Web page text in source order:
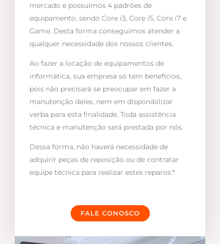
mercado e possuímos 4 padrões de
equipamento, sendo Core i3, Core i5, Core i7 e
Game. Desta forma conseguimos atender a
qualquer necessidade dos nossos clientes.
Ao fazer a locação de equipamentos de
informática, sua empresa só tem benefícios,
pois não precisará se preocupar em fazer a
manutenção deles, nem em disponibilizar
verba para esta finalidade. Toda assistência
técnica e manutenção será prestada por nós.
Dessa forma, não haverá necessidade de
adquirir peças de reposição ou de contratar
equipe técnica para realizar estes reparos.*
FALE CONOSCO